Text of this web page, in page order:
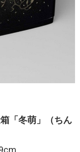
「冬萌」（ちん